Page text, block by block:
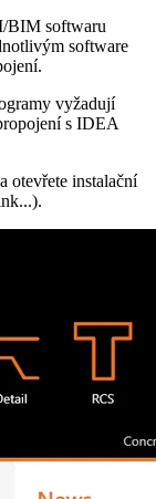
BIM softwaru
software
vyžadují
s IDEA
a otevřete instalační